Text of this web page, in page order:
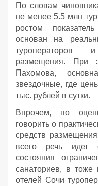
По словам
не менее 5.5 млн
ростом
основан на
туроператоров
размещения. При
Пахомова,
звездочные, где
тыс. рублей в сутки.
Впрочем, по
говорить о
средств
всего речь идет
состояния
санаториев, в тоже
отелей Сочи